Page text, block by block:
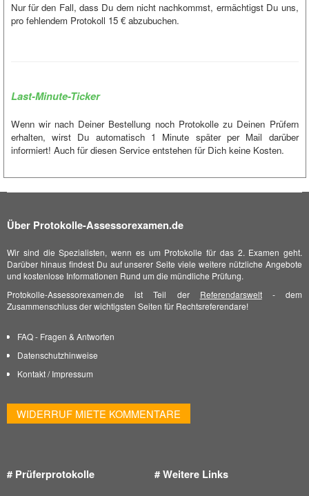
Nur für den Fall, dass Du dem nicht nachkommst, ermächtigst Du uns,
pro fehlendem Protokoll 15 € abzubuchen.
Last-Minute-Ticker
Wenn wir nach Deiner Bestellung noch Protokolle zu Deinen Prüfern
erhalten, wirst Du automatisch 1 Minute später per Mail darüber
informiert! Auch für diesen Service entstehen für Dich keine Kosten.
Über Protokolle-Assessorexamen.de
Wir sind die Spezialisten, wenn es um Protokolle für das 2. Examen geht.
Darüber hinaus findest Du auf unserer Seite viele weitere nützliche Angebote
und kostenlose Informationen Rund um die mündliche Prüfung.
Protokolle-Assessorexamen.de ist Teil der Referendarswelt- dem
Zusammenschluss der wichtigsten Seiten für Rechtsreferendare!
FAQ - Fragen & Antworten
Datenschutzhinweise
Kontakt/Impressum
WIDERRUF MIETE KOMMENTARE
# Prüferprotokolle # Weitere Links